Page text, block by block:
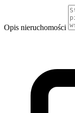
Opis nieruchomości